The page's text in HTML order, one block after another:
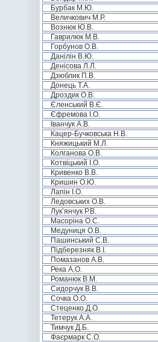
Бурбак М.Ю.
Величкович М.Р.
Вознюк Ю.В.
Гаврилюк М.В.
Горбунов О.В.
Данілін В.Ю.
Денісова Л.Л.
Дзюблик П.В.
Донець Т.А.
Дроздик О.В.
Єленський В.Є.
Єфремова І.О.
Іванчук А.В.
Кацер-Бучковська Н.В.
Княжицький М.Л.
Колганова О.В.
Котвіцький І.О.
Кривенко В.В.
Кришин О.Ю.
Лапін І.О.
Ледовських О.В.
Лук’янчук Р.В.
Масоріна О.С.
Медуниця О.В.
Пашинський С.В.
Підберезняк В.І.
Помазанов А.В.
Река А.О.
Романюк В.М.
Сидорчук В.В.
Сочка О.О.
Стеценко Д.О.
Тетерук А.А.
Тимчук Д.Б.
Фаєрмарк С.О.